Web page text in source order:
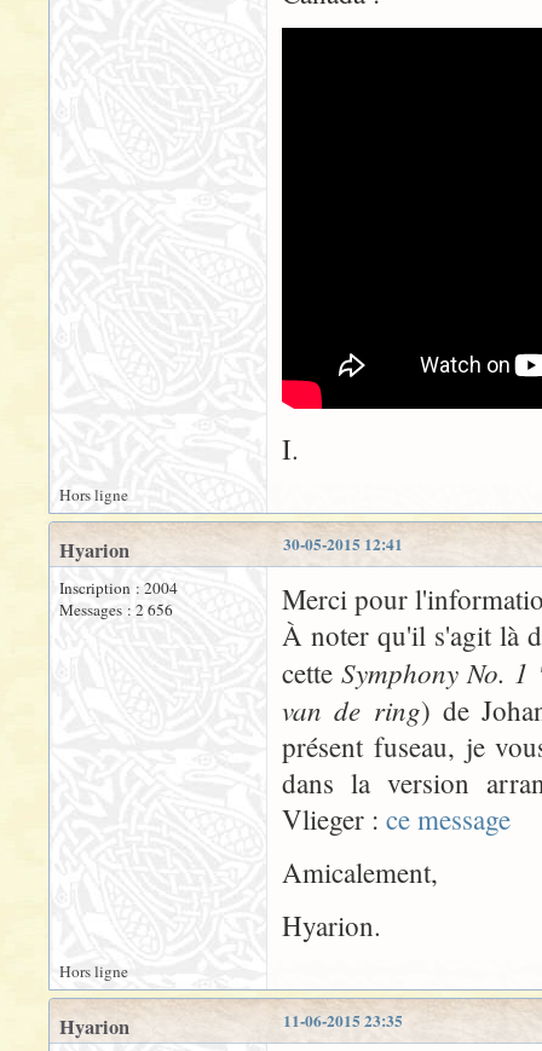
I.
Hors ligne
30-05-2015 12:41
Hyarion
Inscription : 2004
Messages : 2 656
Merci pour
À noter qu'il s'agit là
cetteSymphony No.
van de ring) de
présent fuseau, je
dans la version
Vlieger : ce message
Amicalement,
Hyarion.
Hors ligne
11-06-2015 23:35
Hyarion